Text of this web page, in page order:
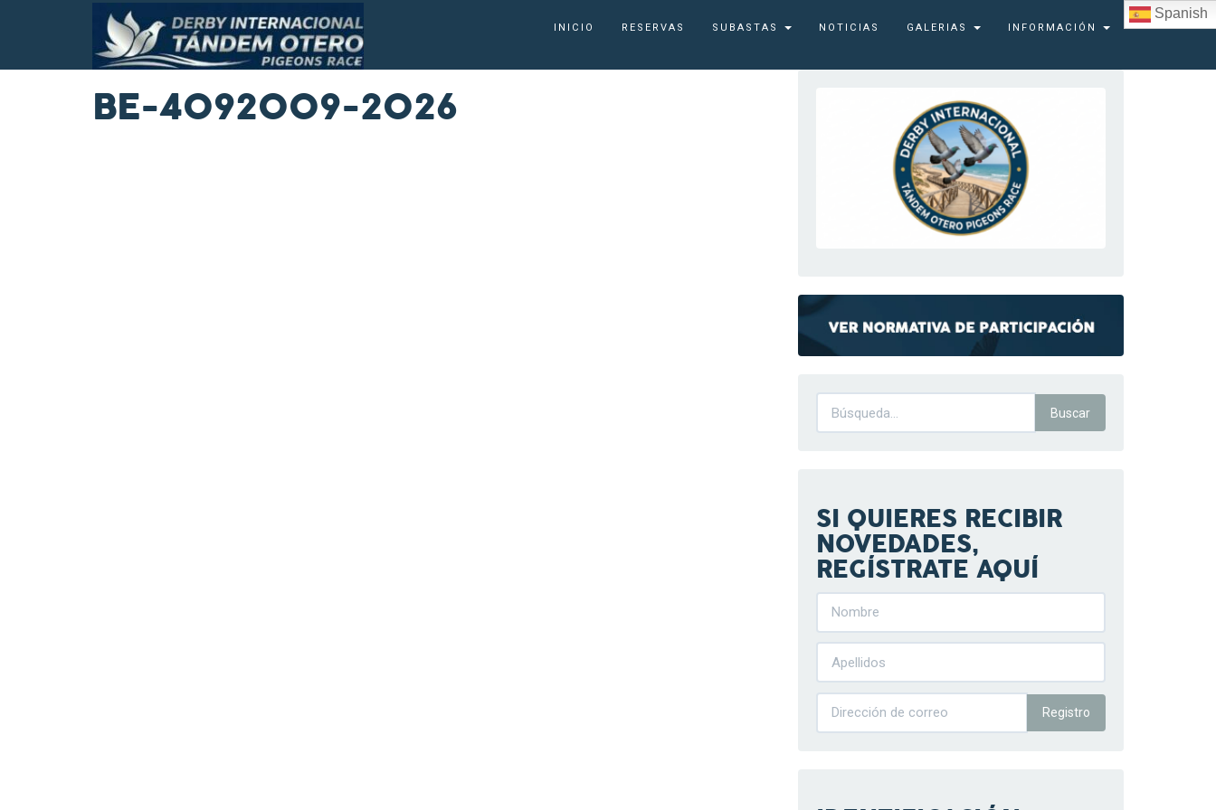
INICIO RESERVAS SUBASTAS NOTICIAS GALERIAS INFORMACIÓN
Spanish
BE-4092009-2026
SI QUIERES RECIBIR
NOVEDADES,
REGÍSTRATE AQUÍ
Registro